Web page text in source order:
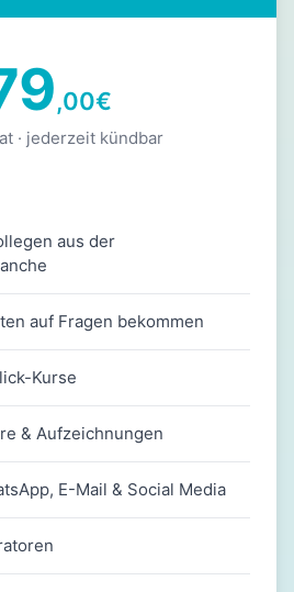
,00€
· jederzeit kündbar
aus der
auf Fragen bekommen
Kurse
& Aufzeichnungen
E-Mail & Social Media